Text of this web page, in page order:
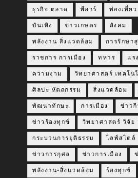
ธุรกิจ ตลาด พีอาร์ ท่องเที่ยว
บันเทิง ข่าวเกษตร สังคม
พลังงาน สิ่งแวดล้อม การรักษา
ราชการ การเมือง ทหาร แร
ความงาม วิทยาศาสตร์ เทคโน
ศิลปะ หัตถกรรม สิ่งแวดล้อม
พัฒนาทักษะ การเมือง ข่าวกี
ข่าวร้องทุกข์ วิทยาศาสตร์ วิจัย
กระบวนการยุติธรรม ไลฟ์สไตล์
ข่าวการกุศล ข่าวการเมือง
พลังงาน-สิ่งแวดล้อม ร้องทุกข์